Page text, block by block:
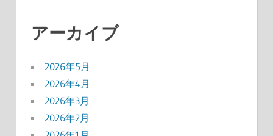
アーカイブ
2026年5月
2026年4月
2026年3月
2026年2月